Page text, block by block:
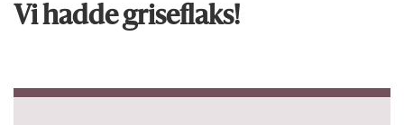
Vi hadde griseflaks!